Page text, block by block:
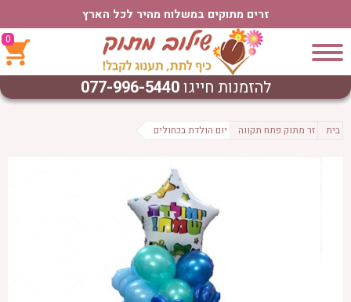
זרים מתוקים במשלוח מהיר לכל הארץ
0
להזמנות חייגו077-996-5440
בית זר מתוק פתח תקווה יום הולדת בכחולים